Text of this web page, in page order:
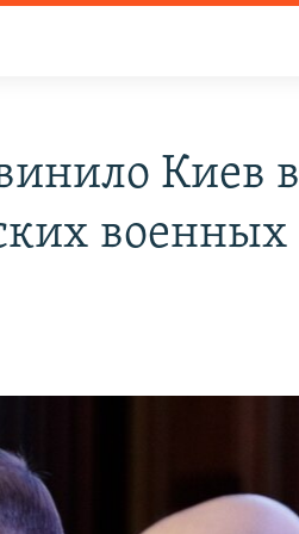
Киев в
военных